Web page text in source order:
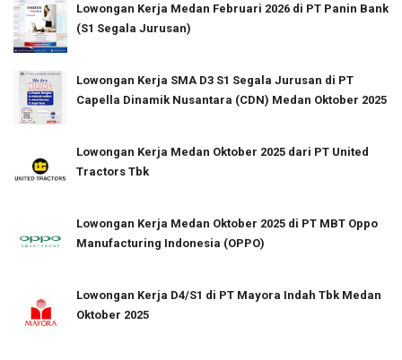
Lowongan Kerja Medan Februari 2026 di PT Panin Bank
(S1 Segala Jurusan)
Lowongan Kerja SMA D3 S1 Segala Jurusan di PT
Capella Dinamik Nusantara (CDN) Medan Oktober 2025
Lowongan Kerja Medan Oktober 2025 dari PT United
Tractors Tbk
Lowongan Kerja Medan Oktober 2025 di PT MBT Oppo
Manufacturing Indonesia (OPPO)
Lowongan Kerja D4/S1 di PT Mayora Indah Tbk Medan
Oktober 2025